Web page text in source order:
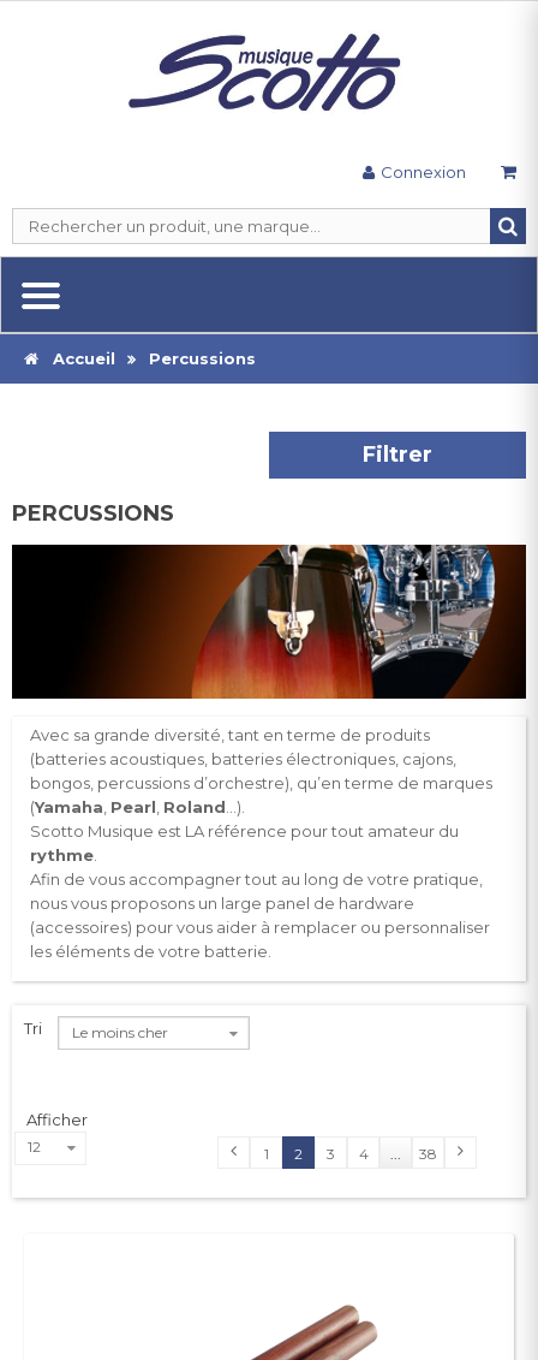
Connexion
Accueil Percussions
Filtrer
PERCUSSIONS
Avec sa grande diversité, tant en terme de produits
(batteries acoustiques batteries électroniques cajons
bongos percussions d’orchestre), qu’en terme de marques
(Yamaha Pearl Roland …).
Scotto Musique est LA référence pour tout amateur du
rythme
Afin de vous accompagner tout au long de votre pratique,
nous vous proposons un large panel de hardware
(accessoires) pour vous aider à remplacer ou personnaliser
les éléments de votre batterie.
1 2 3 4 38
Tri Le moins cher
Afficher
12